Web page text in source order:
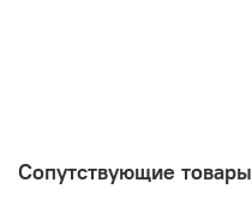
Сопутствующие товары